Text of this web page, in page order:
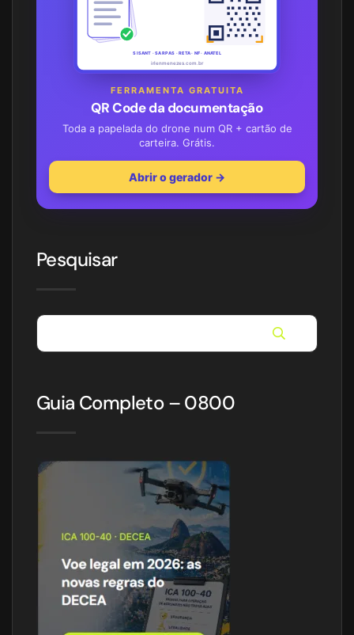
SISANT · SARPAS · RETA · NF · ANATEL
irlenmenezes.com.br
FERRAMENTA GRATUITA
QR Code da documentação
Toda a papelada do drone num QR + cartão de
carteira. Grátis.
Abrir o gerador →
Pesquisar
Guia Completo – 0800